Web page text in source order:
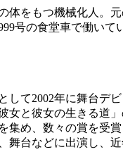
体をもつ機械化人。
号の食堂車で働いて
して2002年に舞台デ
女と彼女の生きる道
集め、数々の賞を受
舞台などに出演し、